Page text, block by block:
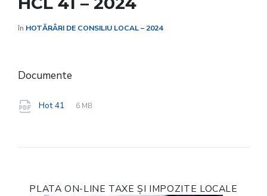
în HOTĂRÂRI DE CONSILIU LOCAL – 2024
Documente
Hot 41
File
pdf
File
6 MB
PLATA ON-LINE TAXE ȘI IMPOZITE LOCALE